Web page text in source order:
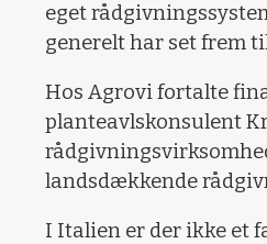
eget
generelt har set frem
Hos Agrovi fortalte
planteavlskonsulent
landsdækkende
I Italien er der ikke et